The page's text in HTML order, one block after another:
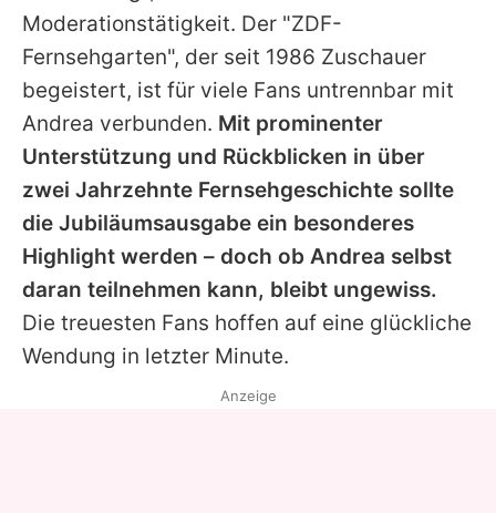
Moderationstätigkeit. Der "ZDF-
Fernsehgarten", der seit 1986 Zuschauer
begeistert, ist für viele Fans untrennbar mit
Andrea verbunden. Mit prominenter
Unterstützung und Rückblicken in über
zwei Jahrzehnte Fernsehgeschichte sollte
die Jubiläumsausgabe ein besonderes
Highlight werden – doch ob Andrea selbst
daran teilnehmen kann, bleibt ungewiss.
Die treuesten Fans hoffen auf eine glückliche
Wendung in letzter Minute.
Anzeige